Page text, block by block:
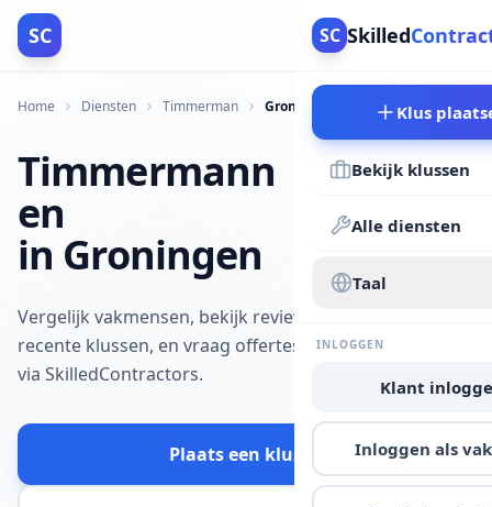
SC SC Skilled
Klus
Bekijk klussen
Alle diensten
Taal
INLOGGEN
Klant
Inloggen als
Home Diensten Timmerman Groningen
Timmermann
en
in Groningen
Vergelijk vakmensen, bekijk reviews en
recente klussen, en vraag offertes aan
via SkilledContractors.
Plaats een klus